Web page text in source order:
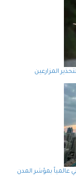
المزارعين
عالمياً بمؤشر المدن